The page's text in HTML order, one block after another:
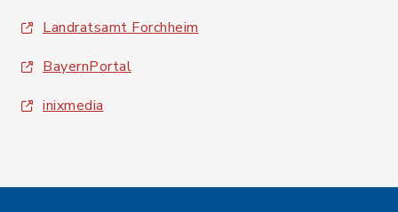
Landratsamt Forchheim
BayernPortal
inixmedia